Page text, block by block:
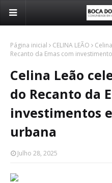
Página inicial CELINA LEÃO
Recanto da Emas com
Celina Leão
do Recanto da
investimentos
urbana
Julho 28, 2025